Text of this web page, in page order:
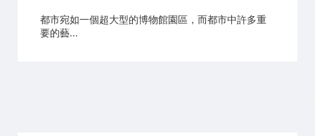
都市宛如一個超大型的博物館園區，而都市中許多重
要的藝...